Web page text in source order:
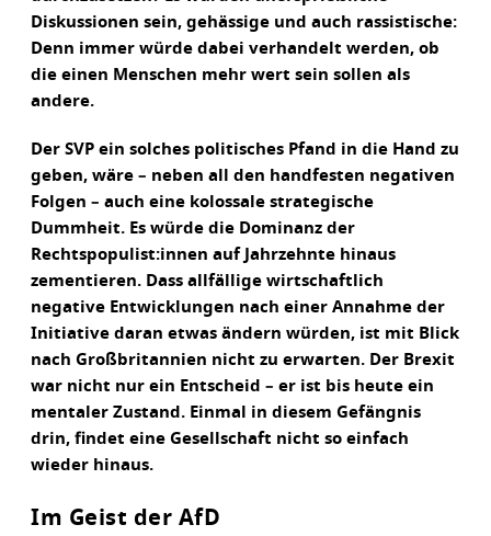
Diskussionen sein, gehässige und auch rassistische:
Denn immer würde dabei verhandelt werden, ob
die einen Menschen mehr wert sein sollen als
andere.
Der SVP ein solches politisches Pfand in die Hand zu
geben, wäre – neben all den handfesten negativen
Folgen – auch eine kolossale strategische
Dummheit. Es würde die Dominanz der
Rechtspopulist:innen auf Jahrzehnte hinaus
zementieren. Dass allfällige wirtschaftlich
negative Entwicklungen nach einer Annahme der
Initiative daran etwas ändern würden, ist mit Blick
nach Großbritannien nicht zu erwarten. Der Brexit
war nicht nur ein Entscheid – er ist bis heute ein
mentaler Zustand. Einmal in diesem Gefängnis
drin, findet eine Gesellschaft nicht so einfach
wieder hinaus.
Im Geist der AfD